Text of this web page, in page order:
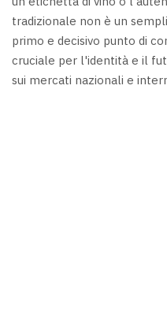
tradizionale non è un
primo e decisivo punto di
cruciale per l'identità e il
sui mercati nazionali e